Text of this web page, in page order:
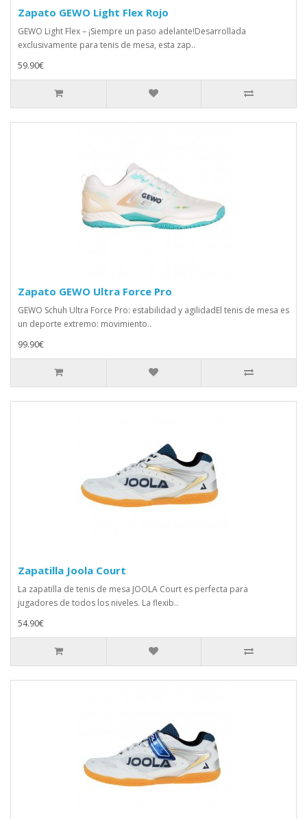
Zapato GEWO Light Flex Rojo
GEWO Light Flex – ¡Siempre un paso adelante!Desarrollada
exclusivamente para tenis de mesa, esta zap..
59.90€
Zapato GEWO Ultra Force Pro
GEWO Schuh Ultra Force Pro: estabilidad y agilidadEl tenis de mesa es
un deporte extremo: movimiento..
99.90€
Zapatilla Joola Court
La zapatilla de tenis de mesa JOOLA Court es perfecta para
jugadores de todos los niveles. La flexib..
54.90€